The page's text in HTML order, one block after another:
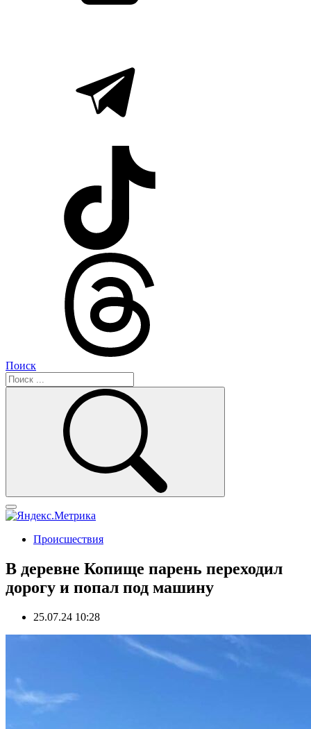
Поиск
Происшествия
В деревне Копище парень переходил
дорогу и попал под машину
25.07.24 10:28